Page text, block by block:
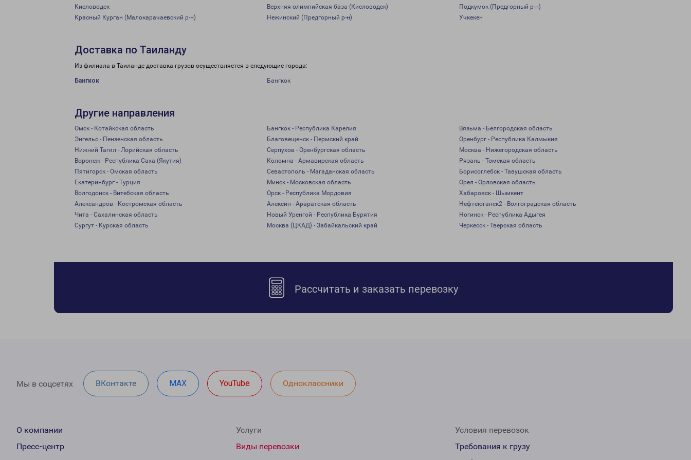
Кисловодск Верхняя олимпийская база (Кисловодск)
Подкумок (Предгорный р-н)
Красный Курган (Малокарачаевский р-н)
Нежинский (Предгорный р-н) Учкекен
Доставка по Таиланду
Из филиала в Таиланде доставка грузов осуществляется в следующие города:
Бангкок Бангкок
Другие направления
Омск - Котайкская область Бангкок - Республика Карелия
Вязьма - Белгородская область
Энгельс - Пензенская область
Благовещенск - Пермский край
Оренбург - Республика Калмыкия
Нижний Тагил - Лорийская область
Серпухов - Оренбургская область
Москва - Нижегородская область
Воронеж - Республика Саха (Якутия)
Коломна - Армавирская область
Рязань - Томская область
Пятигорск - Омская область
Севастополь - Магаданская область
Борисоглебск - Тавушская область
Екатеринбург - Турция
Минск - Московская область
Орел - Орловская область
Волгодонск - Витебская область
Орск - Республика Мордовия
Хабаровск - Шымкент
Александров - Костромская область
Алексин - Араратская область
Нефтеюганск2 - Волгоградская область
Чита - Сахалинская область
Новый Уренгой - Республика Бурятия
Ногинск - Республика Адыгея
Сургут - Курская область
Москва (ЦКАД) - Забайкальский край Черкесск - Тверская область
Рассчитать и заказать перевозку
Мы в соцсетях ВКонтакте MAX YouTube Одноклассники
О компании
Пресс-центр
Услуги
Виды перевозки
Условия перевозок
Требования к грузу